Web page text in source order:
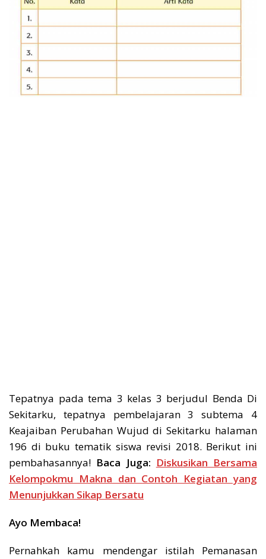
Tepatnya pada tema 3 kelas 3 berjudul Benda Di
Sekitarku, tepatnya pembelajaran 3 subtema 4
Keajaiban Perubahan Wujud di Sekitarku halaman
196 di buku tematik siswa revisi 2018. Berikut ini
pembahasannya! Baca Juga: Diskusikan Bersama
Kelompokmu Makna dan Contoh Kegiatan yang
Menunjukkan Sikap Bersatu
Ayo Membaca!
Pernahkah kamu mendengar istilah Pemanasan